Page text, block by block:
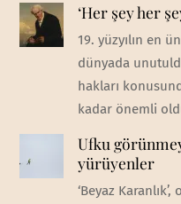
‘Her şey her
19. yüzyılın en
dünyada
hakları
kadar önemli
Ufku
yürüyenler
‘Beyaz